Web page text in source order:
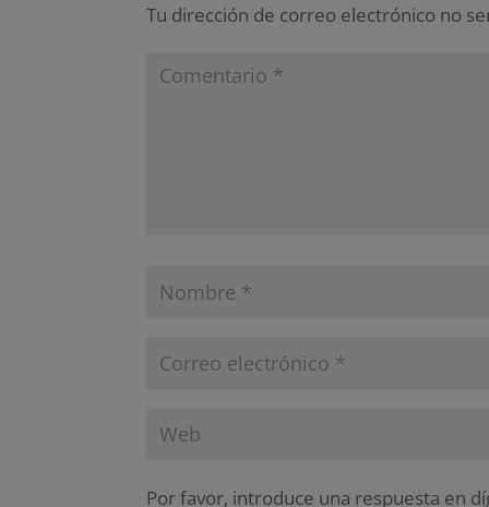
Tu dirección de correo electrónico no
Por favor, introduce una respuesta en